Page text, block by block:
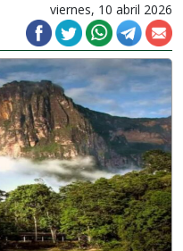
viernes, 10 abril 2026